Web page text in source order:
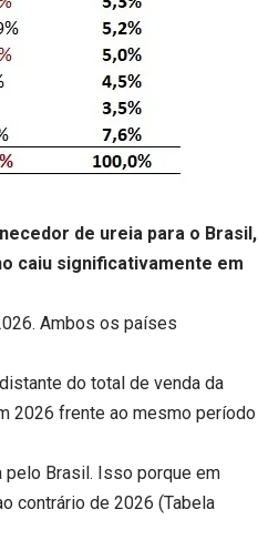
de ureia para o Brasil,
caiu significativamente em
Ambos os países
do total de venda da
2026 frente ao mesmo período
pelo Brasil. Isso porque em
contrário de 2026 (Tabela